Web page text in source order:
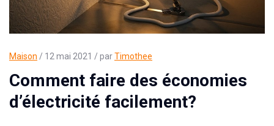
Maison / 12 mai 2021 / parTimothee
Comment faire des économies
d’électricité facilement?